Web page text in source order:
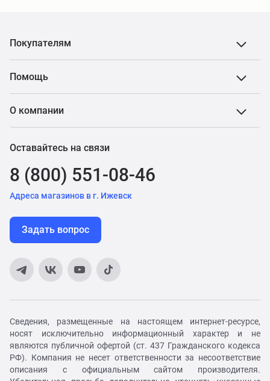
Покупателям
Помощь
О компании
Оставайтесь на связи
8 (800) 551-08-46
Адреса магазинов в г. Ижевск
Задать вопрос
Сведения, размещенные на настоящем интернет-ресурсе,
носят исключительно информационный характер и не
являются публичной офертой (ст. 437 Гражданского кодекса
РФ). Компания не несет ответственности за несоответствие
описания с официальным сайтом производителя.